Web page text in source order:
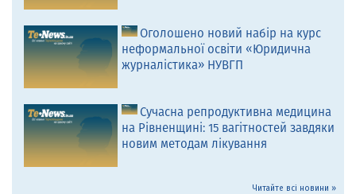
Оголошено новий набір на курс
неформальної освіти «Юридична
журналістика» НУВГП
Сучасна репродуктивна медицина
на Рівненщині: 15 вагітностей завдяки
новим методам лікування
Читайте всі новини »